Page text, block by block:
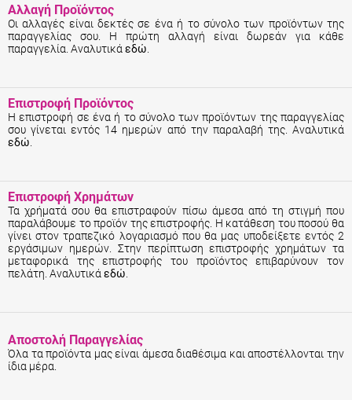
Αλλαγή Προϊόντος
Οι αλλαγές είναι δεκτές σε ένα ή το σύνολο των προϊόντων της
παραγγελίας σου. Η πρώτη αλλαγή είναι δωρεάν για κάθε
παραγγελία. Αναλυτικά εδώ
Επιστροφή Προϊόντος
Η επιστροφή σε ένα ή το σύνολο των προϊόντων της παραγγελίας
σου γίνεται εντός 14 ημερών από την παραλαβή της. Αναλυτικά
εδώ
Επιστροφή Χρημάτων
Τα χρήματά σου θα επιστραφούν πίσω άμεσα από τη στιγμή που
παραλάβουμε το προϊόν της επιστροφής. Η κατάθεση του ποσού θα
γίνει στον τραπεζικό λογαριασμό που θα μας υποδείξετε εντός 2
εργάσιμων ημερών. Στην περίπτωση επιστροφής χρημάτων τα
μεταφορικά της επιστροφής του προϊόντος επιβαρύνουν τον
πελάτη. Αναλυτικά εδώ
Αποστολή Παραγγελίας
Όλα τα προϊόντα μας είναι άμεσα διαθέσιμα και αποστέλλονται την
ίδια μέρα.